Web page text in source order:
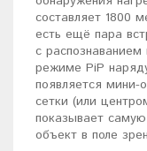
составляет 1800
есть ещё пара
с
режиме PiP
появляется мини-
сетки (или
показывает
объект в поле